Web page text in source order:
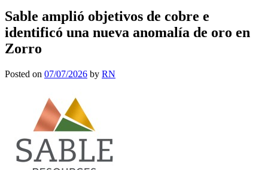
Sable amplió objetivos de cobre e
identificó una nueva anomalía de oro en
Zorro
Posted on 07/07/2026 by RN